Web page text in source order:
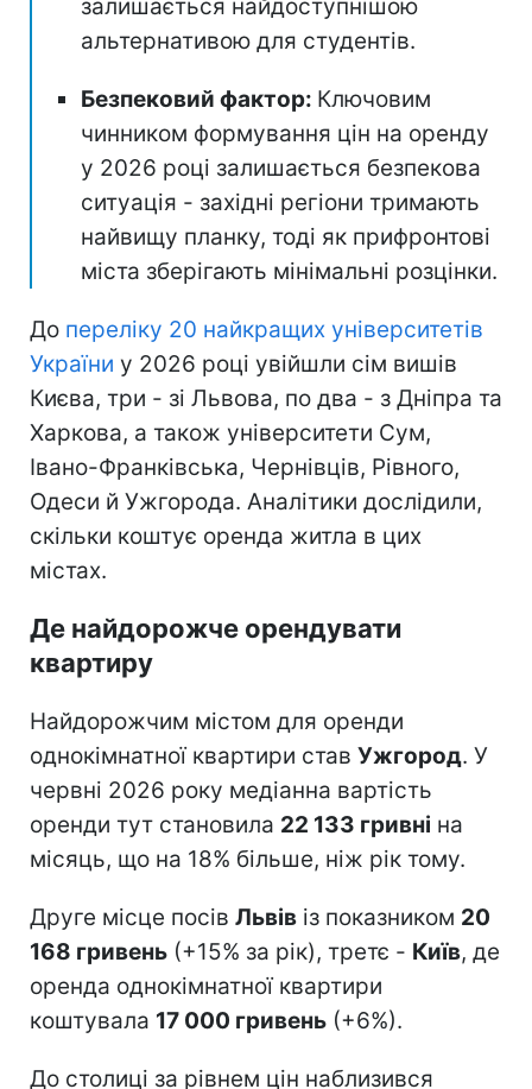
залишається найдоступнішою
альтернативою для студентів.
Безпековий фактор: Ключовим
чинником формування цін на оренду
у 2026 році залишається безпекова
ситуація - західні регіони тримають
найвищу планку, тоді як прифронтові
міста зберігають мінімальні розцінки.
До переліку 20 найкращих університетів
України у 2026 році увійшли сім вишів
Києва, три - зі Львова, по два - з Дніпра та
Харкова, а також університети Сум,
Івано-Франківська, Чернівців, Рівного,
Одеси й Ужгорода. Аналітики дослідили,
скільки коштує оренда житла в цих
містах.
Де найдорожче орендувати
квартиру
Найдорожчим містом для оренди
однокімнатної квартири став Ужгород. У
червні 2026 року медіанна вартість
оренди тут становила 22 133 гривні на
місяць, що на 18% більше, ніж рік тому.
Друге місце посів Львів із показником 20
168 гривень (+15% за рік), третє - Київ, де
оренда однокімнатної квартири
коштувала 17 000 гривень (+6%).
До столиці за рівнем цін наблизився